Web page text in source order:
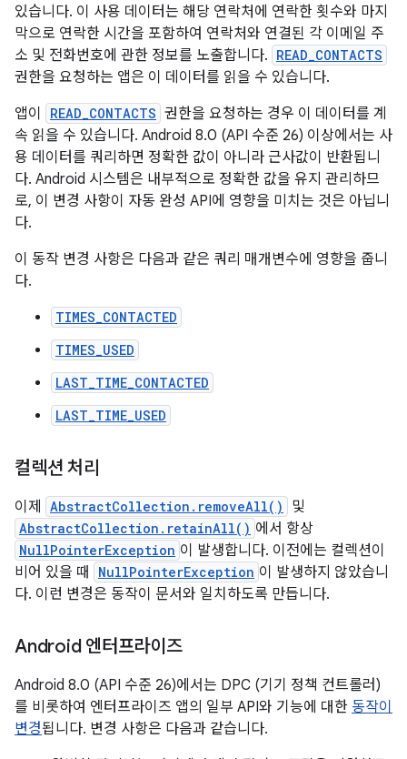
있습니다. 이 사용 데이터는 해당 연락처에 연락한 횟수와 마지
막으로 연락한 시간을 포함하여 연락처와 연결된 각 이메일 주
소 및 전화번호에 관한 정보를 노출합니다. READ_CONTACTS
권한을 요청하는 앱은 이 데이터를 읽을 수 있습니다.
앱이
READ_CONTACTS 권한을 요청하는 경우 이 데이터를 계
속 읽을 수 있습니다. Android 8.0 (API 수준 26) 이상에서는 사
용 데이터를 쿼리하면 정확한 값이 아니라 근사값이 반환됩니
다. Android 시스템은 내부적으로 정확한 값을 유지 관리하므
로, 이 변경 사항이 자동 완성 API에 영향을 미치는 것은 아닙니
다.
이 동작 변경 사항은 다음과 같은 쿼리 매개변수에 영향을 줍니
다.
TIMES_CONTACTED
TIMES_USED
LAST_TIME_CONTACTED
LAST_TIME_USED
컬렉션 처리
이제 AbstractCollection.removeAll() 및
AbstractCollection.retainAll() 에서 항상
NullPointerException 이 발생합니다. 이전에는 컬렉션이
비어 있을 때
NullPointerException 이 발생하지 않았습니
다. 이런 변경은 동작이 문서와 일치하도록 만듭니다.
Android 엔터프라이즈
Android 8.0 (API 수준 26)에서는 DPC (기기 정책 컨트롤러)
를 비롯하여 엔터프라이즈 앱의 일부 API와 기능에 대한 동작이
변경됩니다. 변경 사항은 다음과 같습니다.